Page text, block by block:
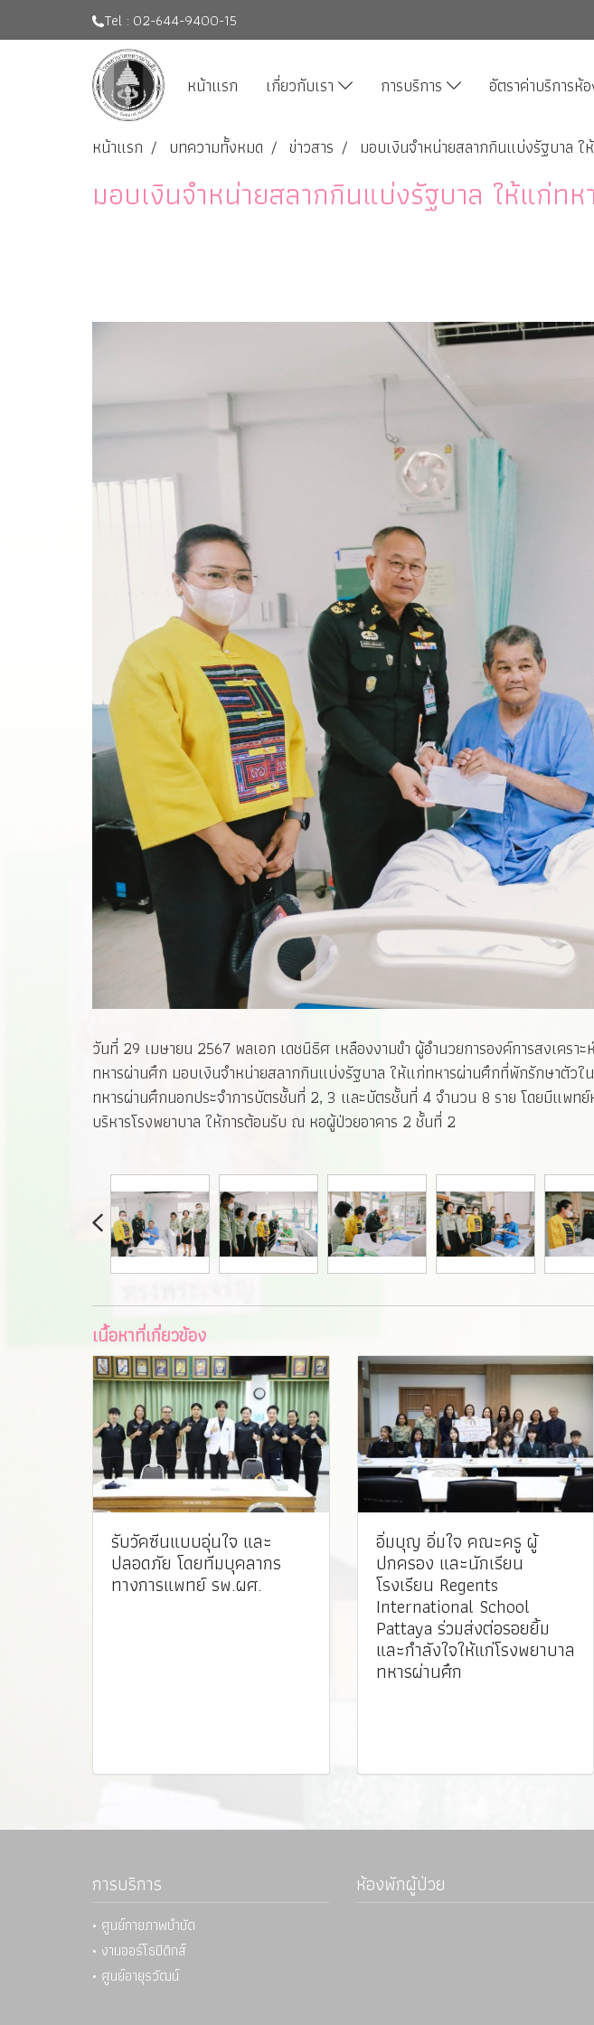
Tel : 02-644-9400-15
หน้าแรก เกี่ยวกับเรา การบริการ อัตราค่าบริการห้
หน้าแรก บทความทั้งหมด ข่าวสาร มอบเงินจำหน่ายสลากกินแบ่งรัฐบาล
มอบเงินจำหน่ายสลากกินแบ่งรัฐบาล ให้แก่ท
วันที่ 29 เมษายน 2567 พลเอก เดชนิธิศ เหลืองงามขำ ผู้อำนวยการองค์การสงเค
ทหารผ่านศึก มอบเงินจำหน่ายสลากกินแบ่งรัฐบาล ให้แก่ทหารผ่านศึกที่พักรักษาตัวใ
ทหารผ่านศึกนอกประจำการบัตรชั้นที่ 2, 3 และบัตรชั้นที่ 4 จำนวน 8 ราย โดยมีแพ
บริหารโรงพยาบาล ให้การต้อนรับ ณ หอผู้ป่วยอาคาร 2 ชั้นที่ 2
เนื้อหาที่เกี่ยวข้อง
รับวัคซีนแบบอุ่นใจ และ
ปลอดภัย โดยทีมบุคลากร
ทางการแพทย์ รพ.ผศ. ️
อิ่มบุญ อิ่มใจ คณะครู ผู้
ปกครอง และนักเรียน
โรงเรียน Regents
International School
Pattaya ร่วมส่งต่อรอยยิ้ม
และกำลังใจให้แก่โรงพยาบาล
ทหารผ่านศึก
การบริการ
• ศูนย์กายภาพบำบัด
• งานออร์โธปิดิกส์
• ศูนย์อายุรวัฒน์
ห้องพักผู้ป่วย